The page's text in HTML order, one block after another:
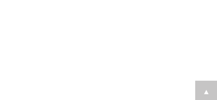
▲